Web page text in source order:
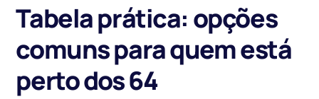
Tabela prática: opções
comuns para quem está
perto dos 64